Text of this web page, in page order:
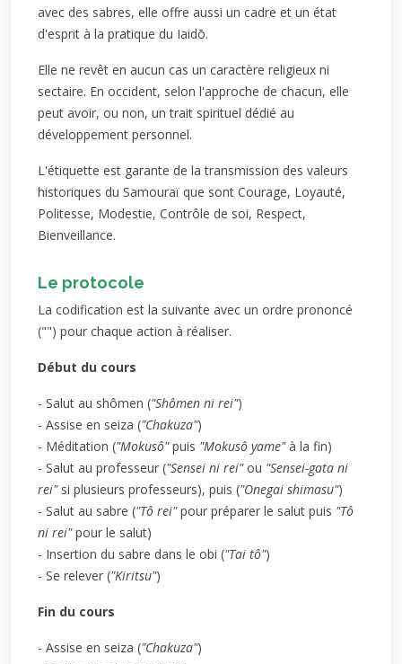
avec des sabres, elle offre aussi un cadre et un état
d'esprit à la pratique du Iaidō.
Elle ne revêt en aucun cas un caractère religieux ni
sectaire. En occident, selon l'approche de chacun, elle
peut avoir, ou non, un trait spirituel dédié au
développement personnel.
L'étiquette est garante de la transmission des valeurs
historiques du Samouraï que sont Courage, Loyauté,
Politesse, Modestie, Contrôle de soi, Respect,
Bienveillance.
Le protocole
La codification est la suivante avec un ordre prononcé
("") pour chaque action à réaliser.
Début du cours
- Salut au shômen ("Shômen ni rei")
- Assise en seiza ("Chakuza")
- Méditation ("Mokusô"puis "Mokusô yame"à la fin)
- Salut au professeur ("Sensei ni rei"ou "Sensei-gata ni
rei"si plusieurs professeurs), puis ("Onegai shimasu")
- Salut au sabre ("Tô rei"pour préparer le salut puis "Tô
ni rei"pour le salut)
- Insertion du sabre dans le obi ("Tai tô")
- Se relever ("Kiritsu")
Fin du cours
- Assise en seiza ("Chakuza")